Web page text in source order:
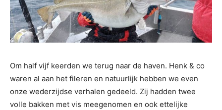
Om half vijf keerden we terug naar de haven. Henk & co
waren al aan het fileren en natuurlijk hebben we even
onze wederzijdse verhalen gedeeld. Zij hadden twee
volle bakken met vis meegenomen en ook ettelijke